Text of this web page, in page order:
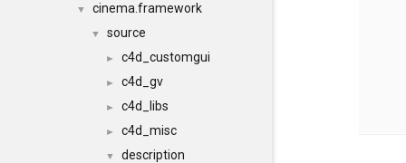
▼ cinema.framework
▼ source
► c4d_customgui
► c4d_gv
► c4d_libs
► c4d_misc
▼
description